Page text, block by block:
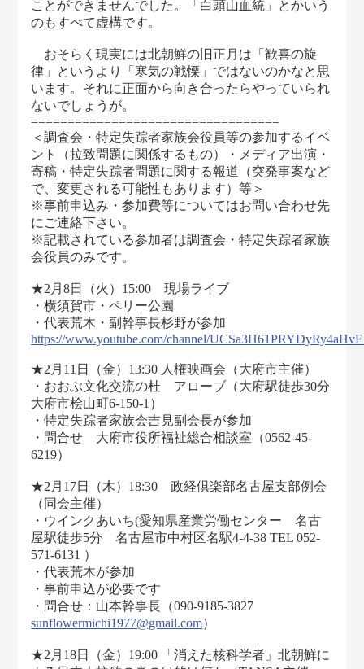
ことができませんでした。「白頭山血統」とかいう
のもすべて虚構です。
おそらく現実には北朝鮮の旧正月は「歓喜の旋
律」というより「寒気の戦慄」ではないのかなと思
います。それに正面から向き合ったらやっていられ
ないでしょうが。
==================================
＜調査会・特定失踪者家族会役員等の参加するイベ
ント（拉致問題に関係するもの）・メディア出演・
寄稿・特定失踪者問題に関する報道（突発事案など
で、変更される可能性もあります）等＞
※事前申込み・参加費等についてはお問い合わせ先
にご連絡下さい。
※記載されている参加者は調査会・特定失踪者家族
会役員のみです。
★2月8日（火）15:00 現場ライブ
・横須賀市・ペリー公園
・代表荒木・副幹事長杉野が参加
https://www.youtube.com/channel/
★2月11日（金）13:30 人権映画会（大府市主催）
・おおぶ文化交流の杜 アローブ（大府駅徒歩30分
大府市桧山町6-150-1）
・特定失踪者家族会吉見副会長が参加
・問合せ 大府市役所福祉総合相談室（0562-45-
6219）
★2月17日（木）18:30 政経倶楽部名古屋支部例会
（同会主催）
・ウインクあいち(愛知県産業労働センター 名古
屋駅徒歩5分 名古屋市中村区名駅4-4-38 TEL 052-
571-6131 ）
・代表荒木が参加
・事前申込が必要です
・問合せ：山本幹事長（090-9185-3827
sunflowermichi1977@gmail.com）
★2月18日（金）19:00 「消えた核科学者」北朝鮮に